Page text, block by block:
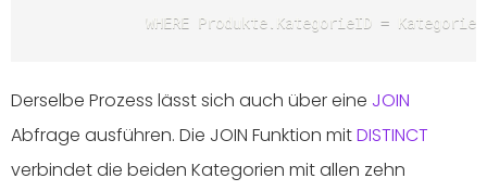
WHERE Produkte.KategorieID =
Derselbe Prozess lässt sich auch über eine JOIN
Abfrage ausführen. Die JOIN Funktion mitDISTINCT
verbindet die beiden Kategorien mit allen zehn